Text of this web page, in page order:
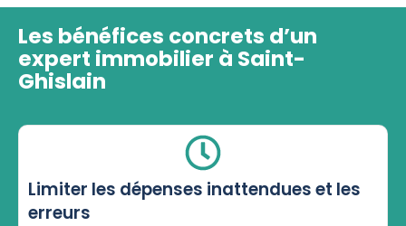
Les bénéfices concrets d’un
expert immobilier à Saint-
Ghislain
Limiter les dépenses inattendues et les
erreurs